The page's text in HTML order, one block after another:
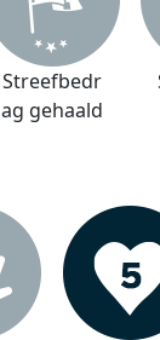
Streefbedr
ag gehaald